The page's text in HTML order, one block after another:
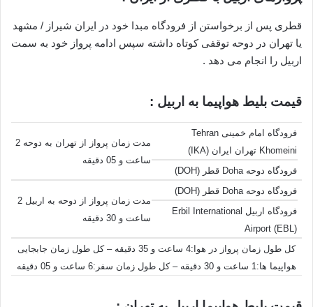
قطری پس از برخواستن از فرودگاه مبدا خود در ایران شیراز / مشهد
یا تهران در دوحه توقفی کوتاه داشته سپس ادامه پرواز خود به سمت
اربیل را انجام می دهد .
قیمت بلیط هواپیما به اربیل :
فرودگاه امام خمینی Tehran
Khomeini تهران ایران (IKA)
مدت زمان پرواز از تهران به دوحه 2
ساعت و 05 دقیقه
فرودگاه دوحه Doha قطر (DOH)
فرودگاه دوحه Doha قطر (DOH)
مدت زمان پرواز از دوحه به اربیل 2
ساعت و 30 دقیقه
فرودگاه اربیل Erbil International
Airport (EBL)
کل طول زمان پرواز در هوا:4 ساعت و 35 دقیقه – کل طول زمان جابجایی
هواپیما ها:1 ساعت و 30 دقیقه – کل طول زمان سفر:6 ساعت و 05 دقیقه